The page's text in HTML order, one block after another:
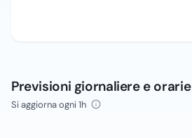
Previsioni giornaliere e orarie
Si aggiorna ogni 1h